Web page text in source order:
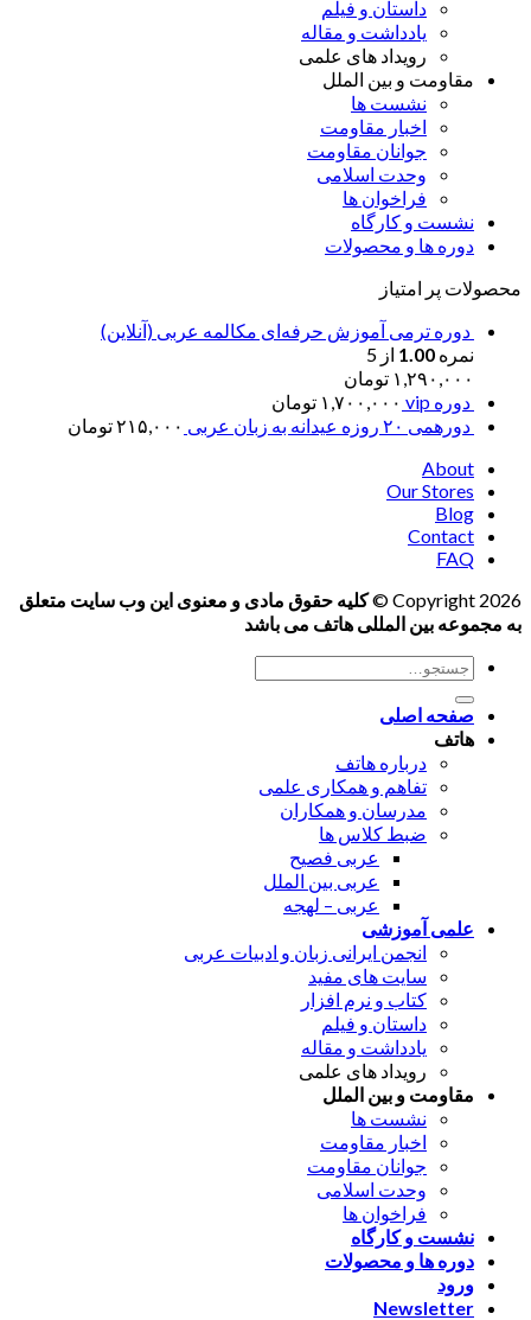
داستان و فیلم
یادداشت و مقاله
رویداد های علمی
مقاومت و بین الملل
نشست ها
اخبار مقاومت
جوانان مقاومت
وحدت اسلامی
فراخوان ها
نشست و کارگاه
دوره ها و محصولات
محصولات پر امتیاز
دوره ترمی آموزش حرفه‌ای مکالمه عربی (آنلاین)
نمره 1.00 از 5
۱,۲۹۰,۰۰۰ تومان
دوره vip
۱,۷۰۰,۰۰۰ تومان
دورهمی ۲۰ روزه عیدانه به زبان عربی
۲۱۵,۰۰۰تومان
About
Our Stores
Blog
Contact
FAQ
Copyright 2026 ©
کلیه حقوق مادی و معنوی این وب سایت متعلق
به مجموعه بین المللی هاتف می باشد
جستجو
برای:
صفحه اصلی
هاتف
درباره هاتف
تفاهم و همکاری علمی
مدرسان و همکاران
ضبط کلاس ها
عربی فصیح
عربی بین الملل
عربی – لهجه
علمی آموزشی
انجمن ایرانی زبان و ادبیات عربی
سایت های مفید
کتاب و نرم افزار
داستان و فیلم
یادداشت و مقاله
رویداد های علمی
مقاومت و بین الملل
نشست ها
اخبار مقاومت
جوانان مقاومت
وحدت اسلامی
فراخوان ها
نشست و کارگاه
دوره ها و محصولات
ورود
Newsletter